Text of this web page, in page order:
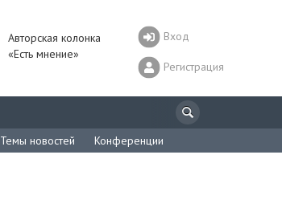
Авторская колонка
«Есть мнение»
Вход
Регистрация
Темы новостей Конференции